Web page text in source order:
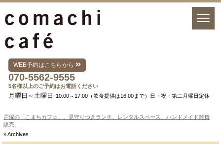
WEB予約はこちらから
070-5562-9555
5名様以上のご予約はお電話ください
月曜日～土曜日 10:00～17:00（飲食提供は16:00まで）日・祝・第二月曜日定休
戸塚の「こまちカフェ」。見守りつきランチ、レンタルスペース、ハンドメイド雑貨
販売。
» Archives